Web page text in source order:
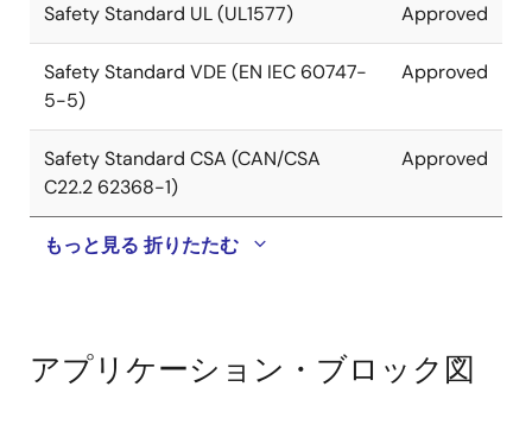
Safety Standard UL (UL1577) Approved
Safety Standard VDE (EN IEC 60747-
5-5)
Approved
Safety Standard CSA (CAN/CSA
C22.2 62368-1)
Approved
もっと見る 折りたたむ
アプリケーション・ブロック図